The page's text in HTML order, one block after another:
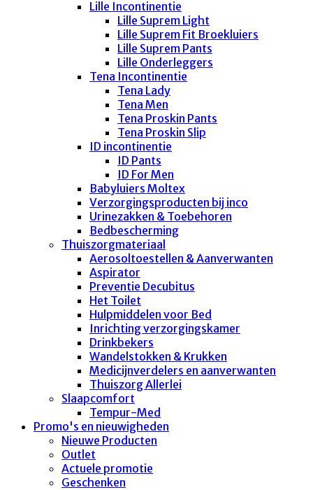
Lille Incontinentie
Lille Suprem Light
Lille Suprem Fit Broekluiers
Lille Suprem Pants
Lille Onderleggers
Tena Incontinentie
Tena Lady
Tena Men
Tena Proskin Pants
Tena Proskin Slip
ID incontinentie
ID Pants
ID For Men
Babyluiers Moltex
Verzorgingsproducten bij inco
Urinezakken & Toebehoren
Bedbescherming
Thuiszorgmateriaal
Aerosoltoestellen & Aanverwanten
Aspirator
Preventie Decubitus
Het Toilet
Hulpmiddelen voor Bed
Inrichting verzorgingskamer
Drinkbekers
Wandelstokken & Krukken
Medicijnverdelers en aanverwanten
Thuiszorg Allerlei
Slaapcomfort
Tempur-Med
Promo's en nieuwigheden
Nieuwe Producten
Outlet
Actuele promotie
Geschenken